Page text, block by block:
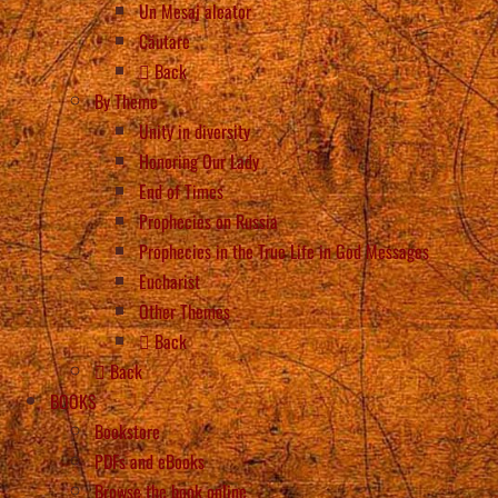
Un Mesaj aleator
Căutare
Back
By Theme
Unity in diversity
Honoring Our Lady
End of Times
Prophecies on Russia
Prophecies in the True Life in God Messages
Eucharist
Other Themes
Back
Back
BOOKS
Bookstore
PDFs and eBooks
Browse the book online